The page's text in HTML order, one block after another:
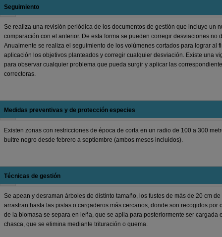
Seguimiento
Se realiza una revisión periódica de los documentos de gestión que incluye un
comparación con el anterior. De esta forma se pueden corregir desviaciones no
Anualmente se realiza el seguimiento de los volúmenes cortados para lograr al
aplicación los objetivos planteados y corregir cualquier desviación. Existe una
para observar cualquier problema que pueda surgir y aplicar las
correctoras.
Medidas preventivas y de protección especies
Existen zonas con restricciones de época de corta en un radio de 100 a 300
buitre negro desde febrero a septiembre (ambos meses incluidos).
Técnicas de gestión
Se apean y desraman árboles de distinto tamaño, los fustes de más de 20 cm
arrastran hasta las pistas o cargaderos más cercanos, donde son recogidos por
de la biomasa se separa en leña, que se apila para posteriormente ser cargada
chasca, que se elimina mediante trituración o quema.